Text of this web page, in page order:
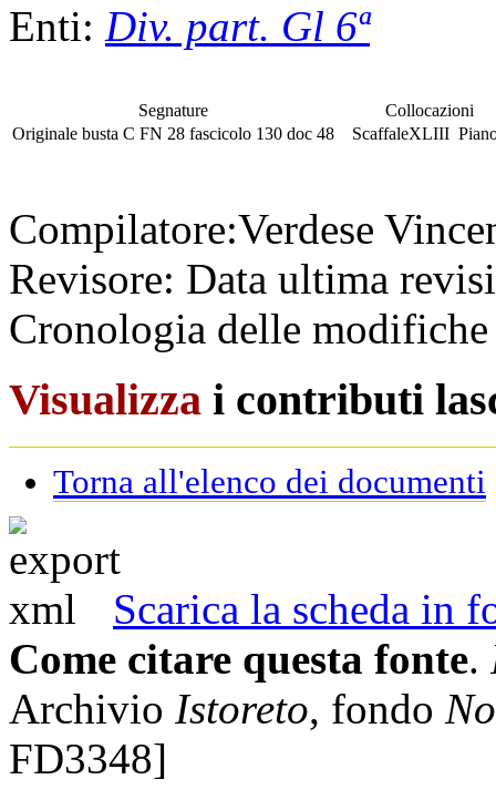
Enti: Div. part. Gl 6ª
Segnature
Originale busta C FN 28 fascicolo 130 doc 48
Collocazioni
ScaffaleXLIII
Compilatore:Verdese
Revisore: Data ultima
Cronologia delle
Visualizza i contributi
Torna all'elenco dei documenti
Scarica la scheda in
Come citare questa fonte.
Archivio Istoreto, fondo
FD3348]